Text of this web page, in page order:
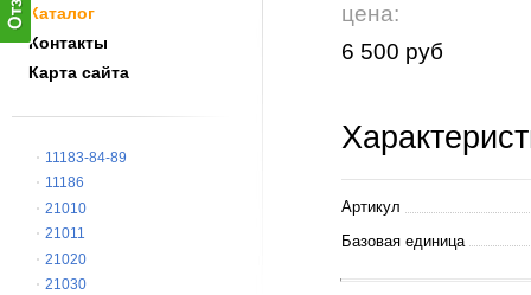
Каталог
Контакты
Карта сайта
11183-84-89
11186
21010
21011
21020
21030
цена:
6 500 руб
Артикул
Базовая единица